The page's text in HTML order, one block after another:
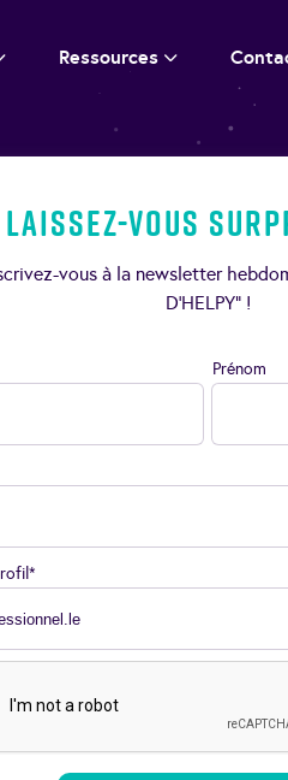
Ressources
Laissez-vous
vous à la newsletter
D’HELPY” !
Prénom